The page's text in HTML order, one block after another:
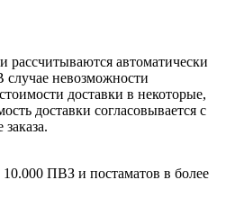
рассчитываются автоматически
невозможности
доставки в некоторые,
доставки согласовывается с
ПВЗ и постаматов в более